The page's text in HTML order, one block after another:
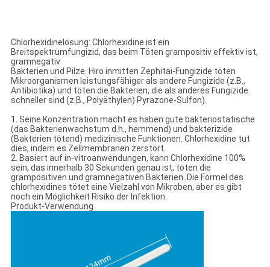
Chlorhexidinelösung: Chlorhexidine ist ein
Breitspektrumfungizid, das beim Töten grampositiv effektiv ist,
gramnegativ
Bakterien und Pilze. Hiro inmitten Zephitai-Fungizide töten
Mikroorganismen leistungsfähiger als andere Fungizide (z.B.,
Antibiotika) und töten die Bakterien, die als anderes Fungizide
schneller sind (z.B., Polyäthylen) Pyrazone-Sulfon).
1. Seine Konzentration macht es haben gute bakteriostatische
(das Bakterienwachstum d.h., hemmend) und bakterizide
(Bakterien tötend) medizinische Funktionen. Chlorhexidine tut
dies, indem es Zellmembranen zerstört.
2. Basiert auf in-vitroanwendungen, kann Chlorhexidine 100%
sein, das innerhalb 30 Sekunden genau ist, töten die
grampositiven und gramnegativen Bakterien. Die Formel des
chlorhexidines tötet eine Vielzahl von Mikroben, aber es gibt
noch ein Möglichkeit Risiko der Infektion.
Produkt-Verwendung